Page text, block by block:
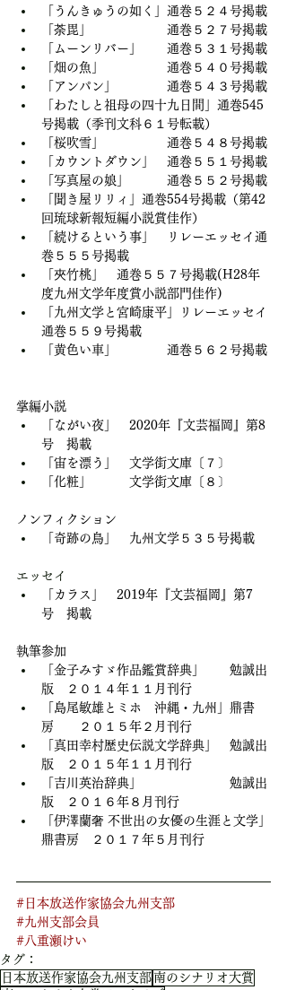
「うんきゅうの如く」通巻５２４号掲載
「荼毘」　　　　　　通巻５２７号掲載
「ムーンリバー」　　通巻５３１号掲載
「畑の魚」　　　　　通巻５４０号掲載
「アンパン」　　　　通巻５４３号掲載
「わたしと祖母の四十九日間」通巻545
号掲載（季刊文科６１号転載）
「桜吹雪」　　　　　通巻５４８号掲載
「カウントダウン」　通巻５５１号掲載
「写真屋の娘」　　　通巻５５２号掲載
「聞き屋リリィ」通巻554号掲載（第42
回琉球新報短編小説賞佳作）
「続けるという事」　リレーエッセイ通
巻５５５号掲載
「夾竹桃」　通巻５５７号掲載(H28年
度九州文学年度賞小説部門佳作)
「九州文学と宮崎康平」リレーエッセイ
通巻５５９号掲載
「黄色い車」　　　　通巻５６２号掲載
掌編小説
「ながい夜」　2020年『文芸福岡』第8
号　掲載
「宙を漂う」　文学街文庫〔７〕
「化粧」　　　文学街文庫〔８〕
ノンフィクション
「奇跡の鳥」　九州文学５３５号掲載
エッセイ
「カラス」　2019年『文芸福岡』第7
号　掲載
執筆参加
「金子みすゞ作品鑑賞辞典」　　勉誠出
版　２０１４年１１月刊行
「島尾敏雄とミホ　沖縄・九州」鼎書
房　　２０１５年２月刊行
「真田幸村歴史伝説文学辞典」　勉誠出
版　２０１５年１１月刊行
「吉川英治辞典」　　　　　　　勉誠出
版　２０１６年８月刊行
「伊澤蘭奢 不世出の女優の生涯と文学」
鼎書房　２０１７年５月刊行
#日本放送作家協会九州支部
#九州支部会員
#八重瀬けい
タグ：
日本放送作家協会九州支部 南のシナリオ大賞